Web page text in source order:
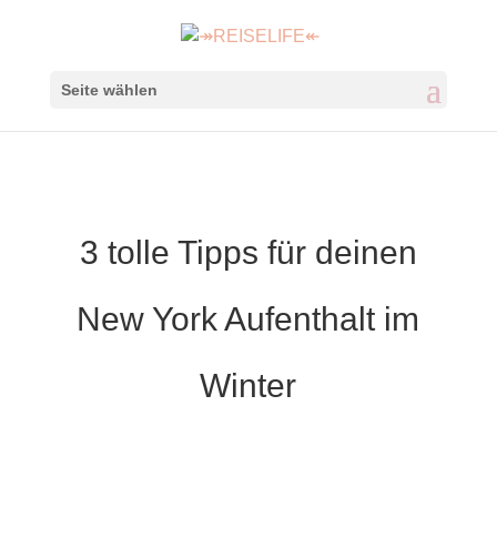
Seite wählen
3 tolle Tipps für deinen
New York Aufenthalt im
Winter